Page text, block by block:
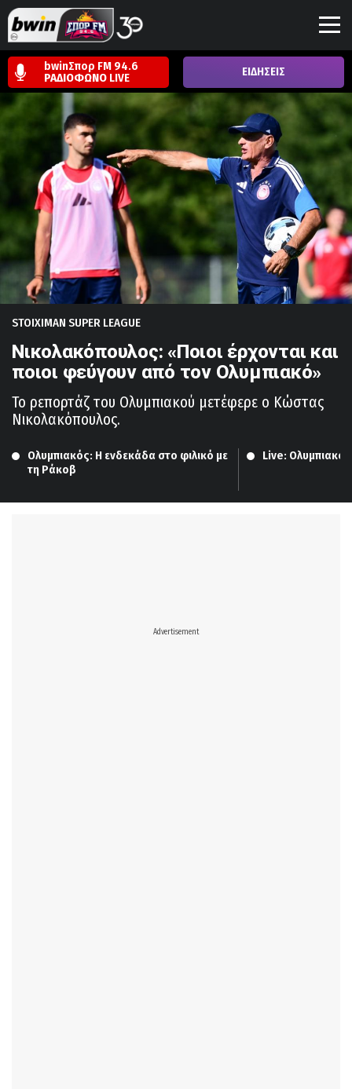
bwinΣπορ FM 94.6
ΡΑΔΙΟΦΩΝΟ LIVE ΕΙΔΗΣΕΙΣ
STOIXIMAN SUPER LEAGUE
Νικολακόπουλος: «Ποιοι έρχονται και
ποιοι φεύγουν από τον Ολυμπιακό»
Το ρεπορτάζ του Ολυμπιακού μετέφερε ο Κώστας
Νικολακόπουλος.
Ολυμπιακός: Η ενδεκάδα στο φιλικό με
τη Ράκοβ
Live: